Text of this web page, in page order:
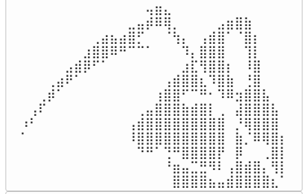
⠀⠀⠀⠀⠀⠀⠀⠀⠀⠀⠀⠀⠀⠀⢤⣶⣄⠀⠀⠀⠀⠀⠀⠀⠀⠀⠀⠀⠀⠀
⠀⠀⠀⠀⠀⠀⠀⠀⠀⠀⠀⠀⣀⣤⡾⠿⢿⡀⠀⠀⠀⠀⣠⣶⣿⣷⠀⠀⠀⠀
⠀⠀⠀⠀⠀⠀⠀⠀⢀⣴⣦⣴⣿⡋⠀⠀⠈⢳⡄⠀⢠⣾⣿⠁⠈⣿⡆⠀⠀⠀
⠀⠀⠀⠀⠀⠀⠀⣰⣿⣿⠿⠛⠉⠉⠁⠀⠀⠀⠹⡄⣿⣿⣿⠀⠀⢹⡇⠀⠀⠀
⠀⠀⠀⠀⠀⣠⣾⡿⠋⠁⠀⠀⠀⠀⠀⠀⠀⠀⣰⣏⢻⣿⣿⡆⠀⠸⣿⠀⠀⠀
⠀⠀⠀⢀⣴⠟⠁⠀⠀⠀⠀⠀⠀⠀⠀⠀⢠⣾⣿⣿⣆⠹⣿⣷⠀⢘⣿⠀⠀⠀
⠀⠀⢀⡾⠁⠀⠀⠀⠀⠀⠀⠀⠀⠀⠀⢰⣿⣿⠋⠉⠛⠂⠹⠿⣲⣿⣿⣧⠀⠀
⠀⢠⠏⠀⠀⠀⠀⠀⠀⠀⠀⠀⠀⢀⣤⣿⣿⣿⣷⣾⣿⡇⢀⠀⣼⣿⣿⣿⣧⠀
⠰⠃⠀⠀⠀⠀⠀⠀⠀⠀⠀⠀⢠⣾⣿⣿⣿⣿⣿⣿⣿⣿⣿⠀⡘⢿⣿⣿⣿⠀
⠁⠀⠀⠀⠀⠀⠀⠀⠀⠀⠀⠀⠸⣿⣿⣿⣿⣿⣿⣿⣿⣿⣿⠀⣷⡈⠿⢿⣿⡆
⠀⠀⠀⠀⠀⠀⠀⠀⠀⠀⠀⠀⠀⠙⠛⠁⢙⠛⣿⣿⣿⣿⡟⠀⡿⠀⠀⢀⣿⡇
⠀⠀⠀⠀⠀⠀⠀⠀⠀⠀⠀⠀⠀⠀⠀⠀⠘⣶⣤⣉⣛⠻⠇⢠⣿⣾⣿⡄⢻⡇
⠀⠀⠀⠀⠀⠀⠀⠀⠀⠀⠀⠀⠀⠀⠀⠀⠀⣿⣿⣿⣿⣦⣤⣾⣿⣿⣿⣿⣆⠁